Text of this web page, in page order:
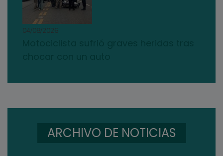
04/08/2026
ARCHIVO DE NOTICIAS